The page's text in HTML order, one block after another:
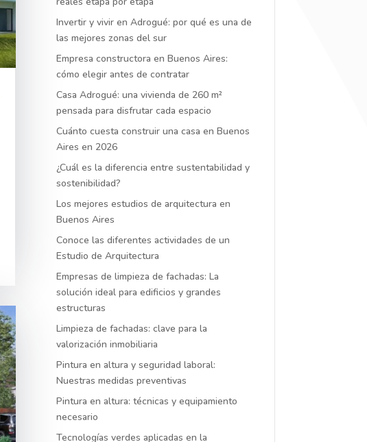
Invertir y vivir en Adrogué: por qué es una de
las mejores zonas del sur
Empresa constructora en Buenos Aires:
cómo elegir antes de contratar
Casa Adrogué: una vivienda de 260 m²
pensada para disfrutar cada espacio
Cuánto cuesta construir una casa en Buenos
Aires en 2026
¿Cuál es la diferencia entre sustentabilidad y
sostenibilidad?
Los mejores estudios de arquitectura en
Buenos Aires
Conoce las diferentes actividades de un
Estudio de Arquitectura
Empresas de limpieza de fachadas: La
solución ideal para edificios y grandes
estructuras
Limpieza de fachadas: clave para la
valorización inmobiliaria
Pintura en altura y seguridad laboral:
Nuestras medidas preventivas
Pintura en altura: técnicas y equipamiento
necesario
Tecnologías verdes aplicadas en la